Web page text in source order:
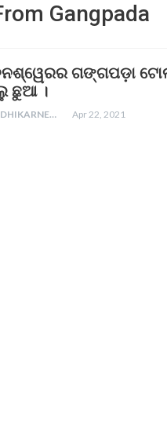
Gangpada
ଗଙ୍ଗପଡ଼ା
ଛୁଆ ।
SWADHIKARNEWS Apr 22, 2021